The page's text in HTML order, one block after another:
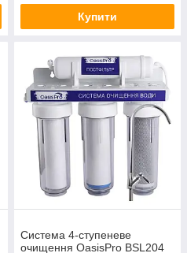
Купити
Система 4-ступеневе
очищення OasisPro BSL204